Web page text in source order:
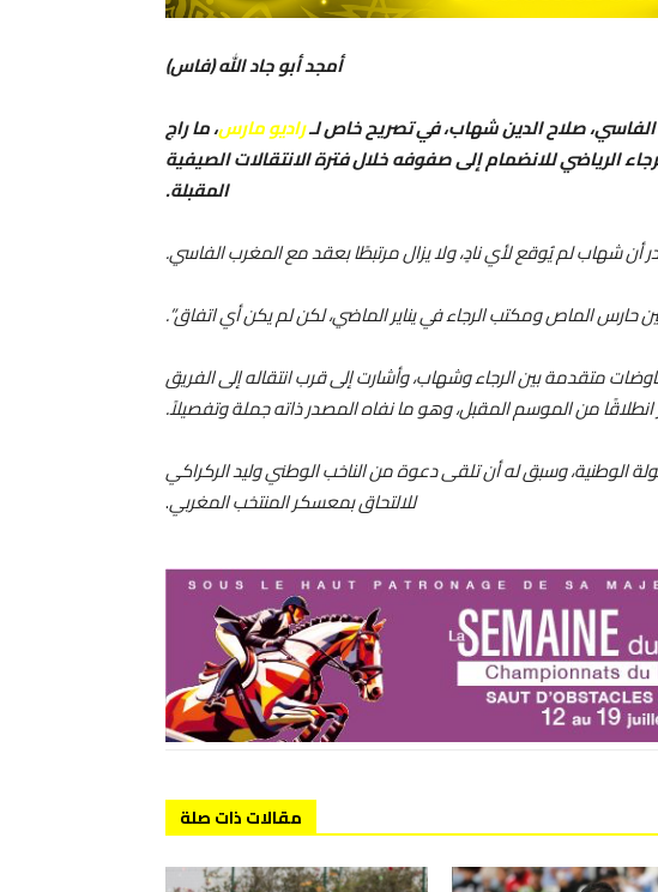
أمجد أبو جاد الله (فاس)
صلاح الدين شهاب، في تصريح خاص لـراديو مارس، ما راج
الرياضي للانضمام إلى صفوفه خلال فترة الانتقالات الصيفية
المقبلة.
أن شهاب لم يُوقع لأي نادٍ، ولا يزال مرتبطًا بعقد مع المغرب الفاسي.
حارس الماص ومكتب الرجاء في يناير الماضي، لكن لم يكن أي اتفاق”.
متقدمة بين الرجاء وشهاب، وأشارت إلى قرب انتقاله إلى الفريق
انطلاقًا من الموسم المقبل، وهو ما نفاه المصدر ذاته جملة وتفصيلاً.
الوطنية، وسبق له أن تلقى دعوة من الناخب الوطني وليد الركراكي
للالتحاق بمعسكر المنتخب المغربي.
مقالات ذات صلة